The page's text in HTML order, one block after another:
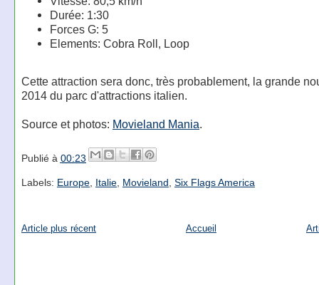
Durée: 1:30
Forces G: 5
Elements: Cobra Roll, Loop
Cette attraction sera donc, très probablement, la grande
2014 du parc d'attractions italien.
Source et photos: Movieland Mania.
Publié à 00:23
Labels: Europe, Italie, Movieland Six Flags America
Article plus récent Accueil